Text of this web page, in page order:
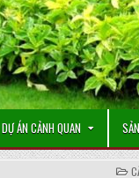
DỰ ÁN CẢNH QUAN